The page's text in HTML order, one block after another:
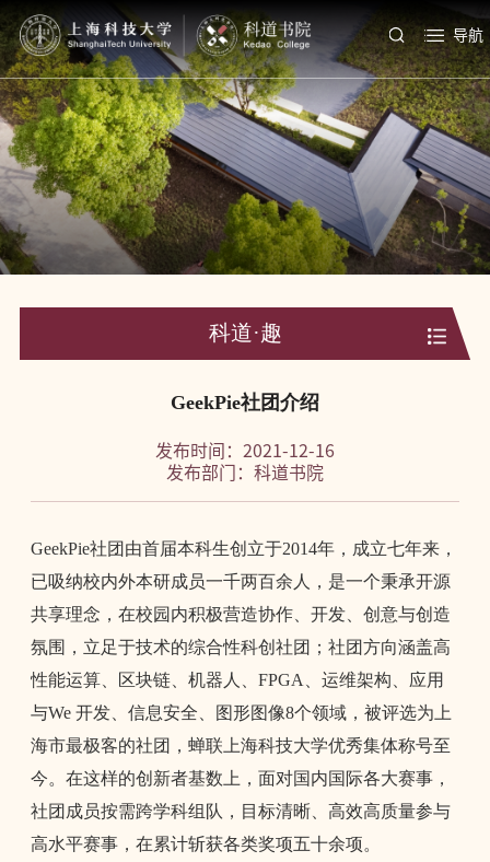
导航
科道·趣
GeekPie社团介绍
发布时间：2021-12-16
发布部门：科道书院
GeekPie社团由首届本科生创立于2014年，成立七年来，
已吸纳校内外本研成员一千两百余人，是一个秉承开源
共享理念，在校园内积极营造协作、开发、创意与创造
氛围，立足于技术的综合性科创社团；社团方向涵盖高
性能运算、区块链、机器人、 FPGA
、运维架构、应用
与We 开发、信息安全、图形图像8个领域，被评选为上
海市最极客的社团，蝉联上海科技大学优秀集体称号至
今。在这样的创新者基数上，面对国内国际各大赛事，
社团成员按需跨学科组队，目标清晰、高效高质量参与
高水平赛事，在累计斩获各类奖项五十余项。